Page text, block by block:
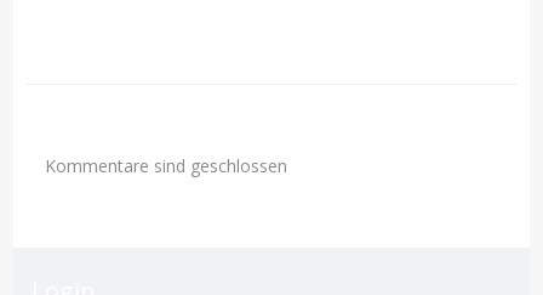
Kommentare sind geschlossen